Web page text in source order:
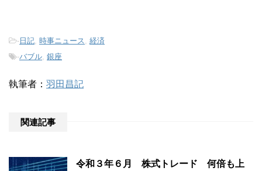
-日記 時事ニュース
経済
-バブル 銀座
執筆者： 羽田昌記
関連記事
令和３年６月 株式トレード 何倍も上